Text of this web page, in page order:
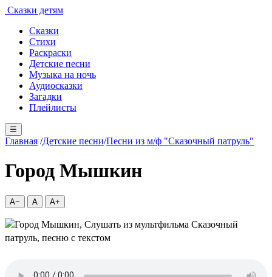
Сказки детям
Сказки
Стихи
Раскраски
Детские песни
Музыка на ночь
Аудиосказки
Загадки
Плейлисты
☰
Главная /Детские песни/Песни из м/ф "Сказочный патруль"
Город Мышкин
A− A A+